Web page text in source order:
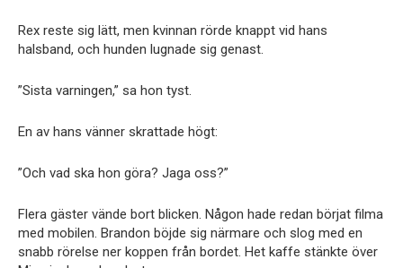
Rex reste sig lätt, men kvinnan rörde knappt vid hans
halsband, och hunden lugnade sig genast.
”Sista varningen,” sa hon tyst.
En av hans vänner skrattade högt:
”Och vad ska hon göra? Jaga oss?”
Flera gäster vände bort blicken. Någon hade redan börjat filma
med mobilen. Brandon böjde sig närmare och slog med en
snabb rörelse ner koppen från bordet. Het kaffe stänkte över